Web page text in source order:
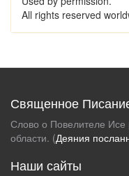
All rights reserved
Священное
Слово о Повелителе Исе
области. (Деяния
Наши сайты